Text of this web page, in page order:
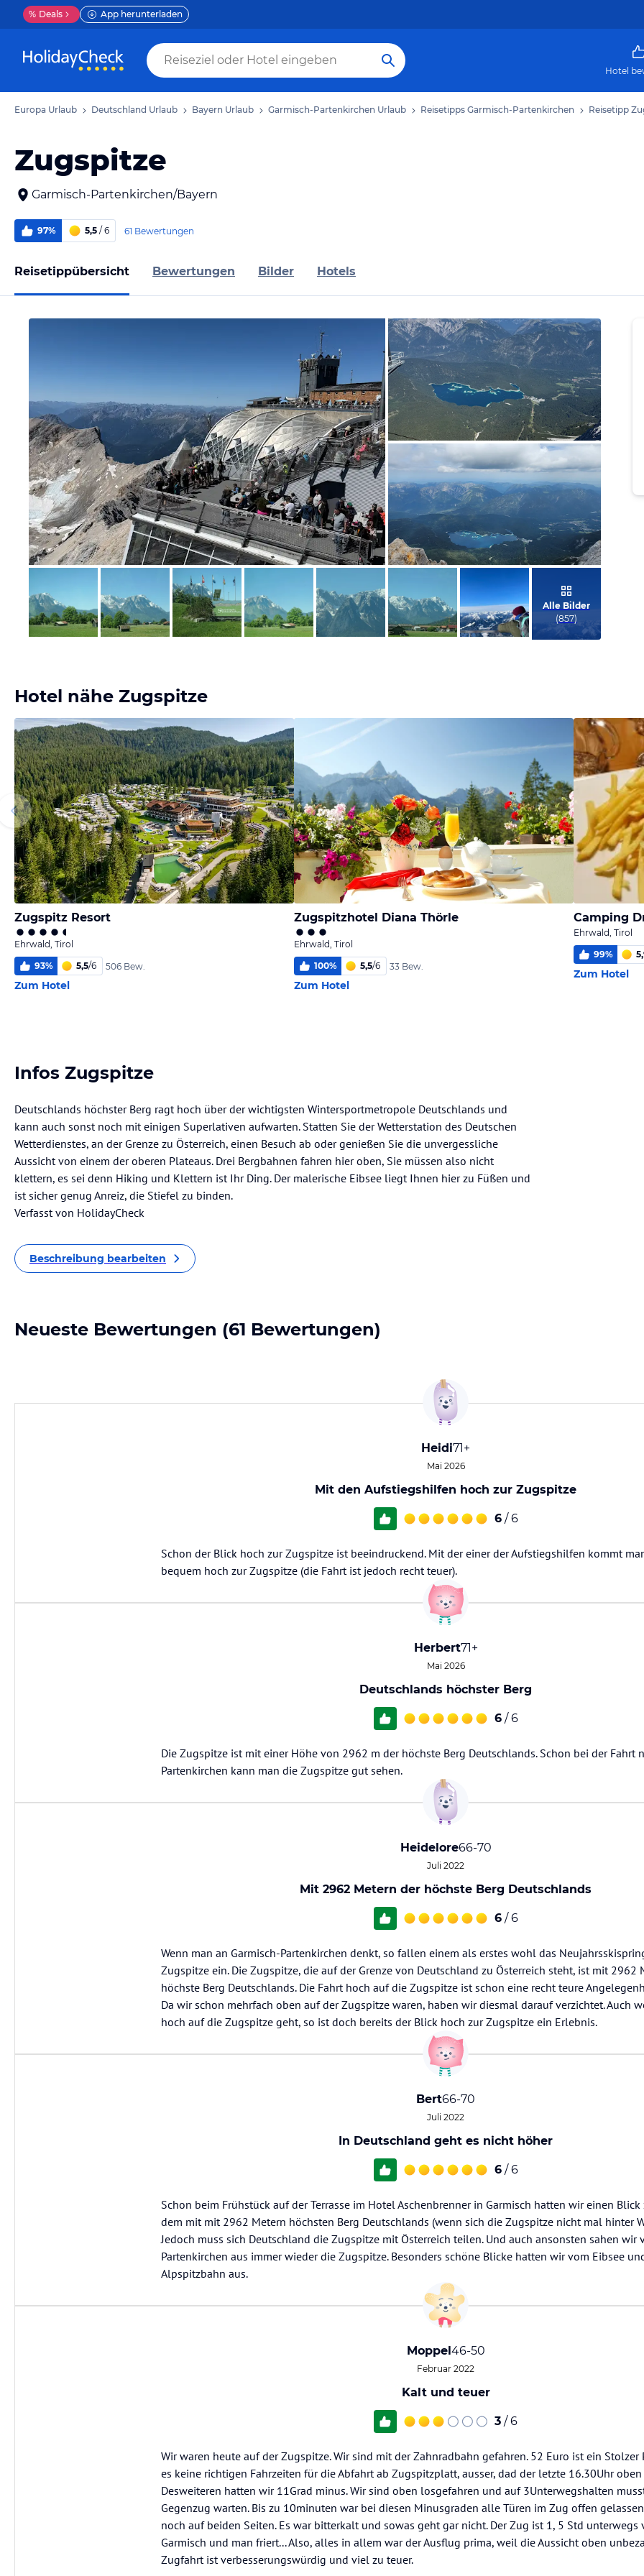
% Deals App herunterladen
Hotel
Europa Urlaub Deutschland Urlaub Bayern Urlaub Garmisch-Partenkirchen Urlaub Reisetipps Garmisch-Partenkirchen Reisetipp
Zugspitze
Garmisch-Partenkirchen/Bayern
97% 5,5 / 6 61 Bewertungen
Reisetippübersicht Bewertungen Bilder Hotels
Bild melden
von Birgit
Bild melden
von Birgit
von Sirkka
Alle Bilder
(857)
Hotel nähe Zugspitze
Zugspitz Resort
Ehrwald, Tirol
93% 5,5/6 506 Bew.
Zum Hotel
Zugspitzhotel Diana Thörle
Ehrwald, Tirol
100% 5,5/6 33 Bew.
Zum Hotel
Camping
Ehrwald, Tirol
99%
Zum Hotel
Infos Zugspitze
Deutschlands höchster Berg ragt hoch über der wichtigsten Wintersportmetropole Deutschlands und
kann auch sonst noch mit einigen Superlativen aufwarten. Statten Sie der Wetterstation des Deutschen
Wetterdienstes, an der Grenze zu Österreich, einen Besuch ab oder genießen Sie die unvergessliche
Aussicht von einem der oberen Plateaus. Drei Bergbahnen fahren hier oben, Sie müssen also nicht
klettern, es sei denn Hiking und Klettern ist Ihr Ding. Der malerische Eibsee liegt Ihnen hier zu Füßen und
ist sicher genug Anreiz, die Stiefel zu binden.
Verfasst von HolidayCheck
Beschreibung bearbeiten
Neueste Bewertungen (61 Bewertungen)
Heidi71+
Mai 2026
Mit den Aufstiegshilfen hoch zur Zugspitze
6 / 6
Schon der Blick hoch zur Zugspitze ist beeindruckend. Mit der einer der Aufstiegshilfen kommt
bequem hoch zur Zugspitze (die Fahrt ist jedoch recht teuer).
Herbert71+
Mai 2026
Deutschlands höchster Berg
6 / 6
Die Zugspitze ist mit einer Höhe von 2962 m der höchste Berg Deutschlands. Schon bei der Fahrt
Partenkirchen kann man die Zugspitze gut sehen.
Heidelore66-70
Juli 2022
Mit 2962 Metern der höchste Berg Deutschlands
6 / 6
Wenn man an Garmisch-Partenkirchen denkt, so fallen einem als erstes wohl das
Zugspitze ein. Die Zugspitze, die auf der Grenze von Deutschland zu Österreich steht, ist mit 2962
höchste Berg Deutschlands. Die Fahrt hoch auf die Zugspitze ist schon eine recht teure
Da wir schon mehrfach oben auf der Zugspitze waren, haben wir diesmal darauf verzichtet. Auch
hoch auf die Zugspitze geht, so ist doch bereits der Blick hoch zur Zugspitze ein Erlebnis.
Bert66-70
Juli 2022
In Deutschland geht es nicht höher
6 / 6
Schon beim Frühstück auf der Terrasse im Hotel Aschenbrenner in Garmisch hatten wir einen
dem mit mit 2962 Metern höchsten Berg Deutschlands (wenn sich die Zugspitze nicht mal hinter
Jedoch muss sich Deutschland die Zugspitze mit Österreich teilen. Und auch ansonsten sahen wir
Partenkirchen aus immer wieder die Zugspitze. Besonders schöne Blicke hatten wir vom Eibsee
Alpspitzbahn aus.
Moppel46-50
Februar 2022
Kalt und teuer
3 / 6
Wir waren heute auf der Zugspitze. Wir sind mit der Zahnradbahn gefahren. 52 Euro ist ein Stolzer
es keine richtigen Fahrzeiten für die Abfahrt ab Zugspitzplatt, ausser, dad der letzte 16.30Uhr
Desweiteren hatten wir 11Grad minus. Wir sind oben losgefahren und auf 3Unterwegshalten
Gegenzug warten. Bis zu 10minuten war bei diesen Minusgraden alle Türen im Zug offen
noch auf beiden Seiten. Es war bitterkalt und sowas geht gar nicht. Der Zug ist 1, 5 Std unterwegs
Garmisch und man friert... Also, alles in allem war der Ausflug prima, weil die Aussicht oben
Zugfahrt ist verbesserungswürdig und viel zu teuer.